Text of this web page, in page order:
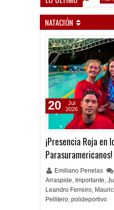
NATACIÓN
¡Presencia Roja en
Parasuramericanos!
Emiliano Penelas
Arraspide, Importante,
Leandro Ferreiro,
Pellitero, polideportivo
20
Jul
2026